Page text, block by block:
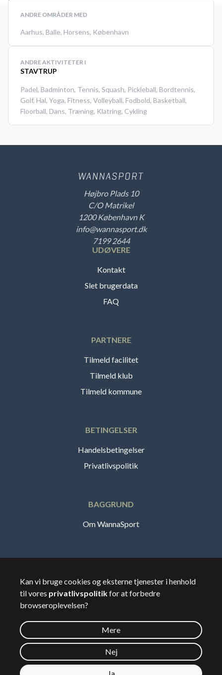
ANDRE OMRÅDER MED
Aarhus, Balle, Horsens, København
ANDRE AKTIVITETER I
STAVTRUP
Padel, Badminton, Tennis, Squash, Pickleball, Bordtennis,
Golf, Hal, Yoga, Fitness, Volleyball, Fodbold, Basketball,
Floorball, Dans, Træning, Klatring, Cykling
Højbro Plads 10
C/O Matrikel
1200 København K
info@wannasport.dk
7199 2644
UDØVERE
Kontakt
Slet brugerdata
FAQ
PARTNERE
Tilmeld facilitet
Tilmeld klub
Tilmeld kommune
BETINGELSER
Handelsbetingelser
Privatlivspolitik
BAGGRUND
Om WannaSport
🇸🇪Sverige
©2026Wannasport.dk
Kan vi bruge cookies og eksterne tjenester i henhold
til vores privatlivspolitikfor at forbedre
browseroplevelsen?
Mere
Nej